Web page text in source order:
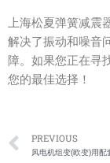
上海松夏弹簧减震
解决了振动和噪音
障。如果您正在寻
您的最佳选择！
Prev
PREVIOUS
风电机组变(欧变)用配